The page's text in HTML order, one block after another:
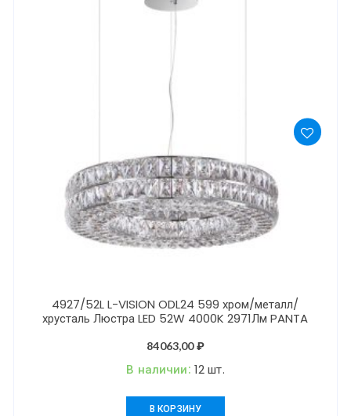
4927/52L L-VISION ODL24 599 хром/металл/
хрусталь Люстра LED 52W 4000K 2971Лм PANTA
84063,00₽
В наличии: 12 шт.
В КОРЗИНУ